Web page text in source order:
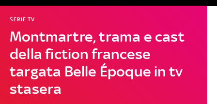
Montmartre, trama e cast
della fiction francese
targata Belle Époque in tv
stasera
SERIE TV